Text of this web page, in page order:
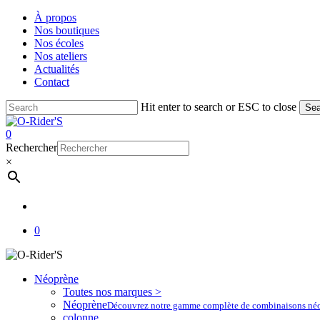
Skip
main
content
À propos
Nos boutiques
Nos écoles
Nos ateliers
Actualités
Contact
Hit enter to search or ESC to close
Close
Search
account
0
Menu
Rechercher
×
0
Néoprène
Toutes nos marques >
NéoprèneDécouvrez notre gamme complète de combinaisons
colonne